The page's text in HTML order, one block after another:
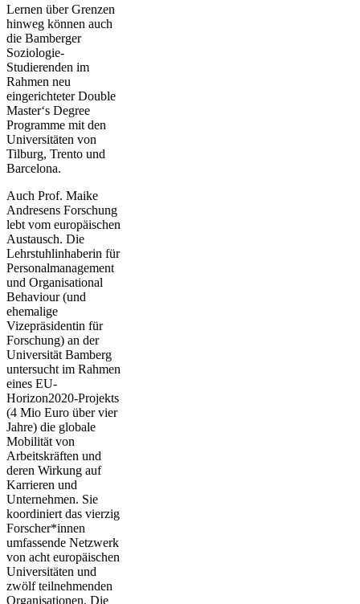
Lernen über Grenzen
hinweg können auch
die Bamberger
Soziologie-
Studierenden im
Rahmen neu
eingerichteter Double
Master‘s Degree
Programme mit den
Universitäten von
Tilburg, Trento und
Barcelona.
Auch Prof. Maike
Andresens Forschung
lebt vom europäischen
Austausch. Die
Lehrstuhlinhaberin für
Personalmanagement
und Organisational
Behaviour (und
ehemalige
Vizepräsidentin für
Forschung) an der
Universität Bamberg
untersucht im Rahmen
eines EU-
Horizon2020-Projekts
(4 Mio Euro über vier
Jahre) die globale
Mobilität von
Arbeitskräften und
deren Wirkung auf
Karrieren und
Unternehmen. Sie
koordiniert das vierzig
Forscher*innen
umfassende Netzwerk
von acht europäischen
Universitäten und
zwölf teilnehmenden
Organisationen. Die